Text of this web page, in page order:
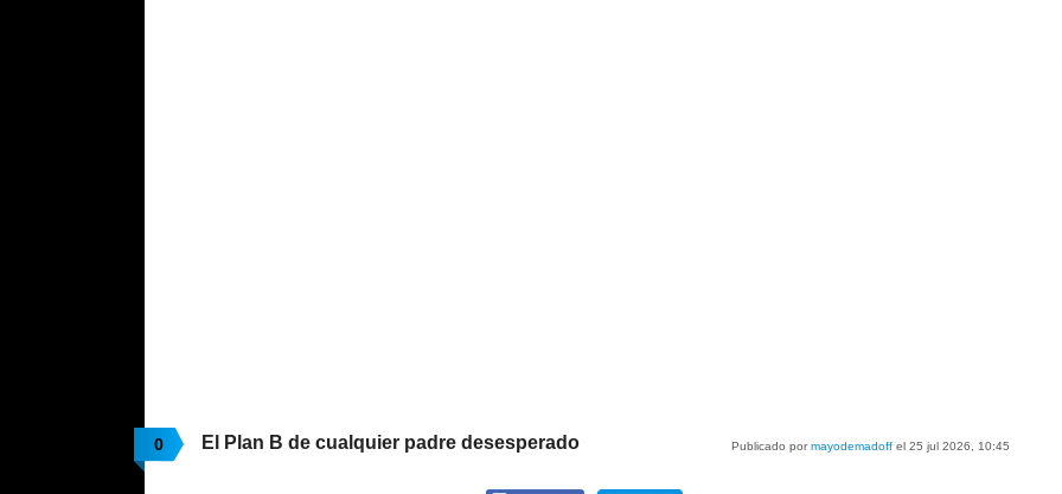
0 Publicado pormayodemadoff el 25 jul 2026, 10:45
El Plan B de cualquier padre desesperado